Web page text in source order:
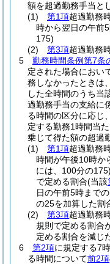
額を超過勤務手当と
(1)
第1項超過勤務
時から翌日の午前
175)
(2)
第3項超過勤務
5
勤務時間条例第7条
定された場合におい
務しなかったときは、
した全時間のうち当
過勤務手当の支給に
る時間の区分に応じ
定する勤務1時間当
乗じて得た額の超過
(1)
第1項超過勤務
時間が午後10時か
には、100分の175)
で定める割合(当該
日の午前5時まで
の25を加算した割
(2)
第3項超過勤務
規則で定める割合
定める割合を減じ
6
第2項に規定する7
る時間について前2項